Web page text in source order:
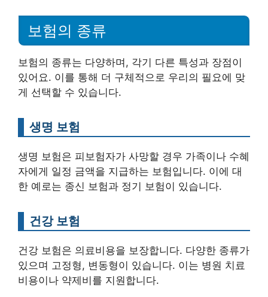
보험의 종류
보험의 종류는 다양하며, 각기 다른 특성과 장점이
있어요. 이를 통해 더 구체적으로 우리의 필요에 맞
게 선택할 수 있습니다.
생명 보험
생명 보험은 피보험자가 사망할 경우 가족이나 수혜
자에게 일정 금액을 지급하는 보험입니다. 이에 대
한 예로는 종신 보험과 정기 보험이 있습니다.
건강 보험
건강 보험은 의료비용을 보장합니다. 다양한 종류가
있으며 고정형, 변동형이 있습니다. 이는 병원 치료
비용이나 약제비를 지원합니다.